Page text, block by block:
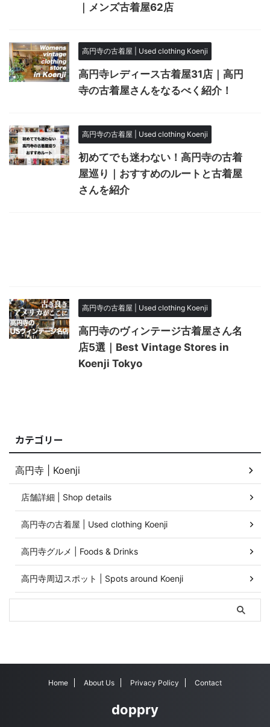
｜メンズ古着屋62店
高円寺の古着屋 | Used clothing Koenji
高円寺レディース古着屋31店｜高円
寺の古着屋さんをなるべく紹介！
高円寺の古着屋 | Used clothing Koenji
初めてでも迷わない！高円寺の古着
屋巡り｜おすすめのルートと古着屋
さんを紹介
高円寺の古着屋 | Used clothing Koenji
高円寺のヴィンテージ古着屋さん名
店5選｜Best Vintage Stores in
Koenji Tokyo
カテゴリー
高円寺 | Koenji
店舗詳細 | Shop details
高円寺の古着屋 | Used clothing Koenji
高円寺グルメ | Foods & Drinks
高円寺周辺スポット | Spots around Koenji
Home About Us Privacy Policy Contact
doppry